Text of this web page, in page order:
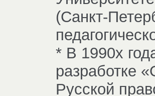
(Санкт-
* В 1990х
разработке
Русской